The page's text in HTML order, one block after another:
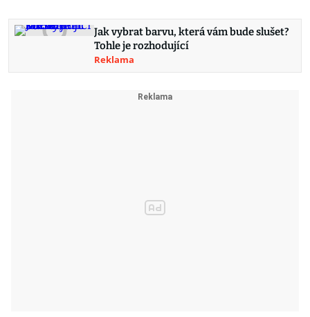
Jak vybrat barvu, která vám bude slušet?
Tohle je rozhodující
Reklama